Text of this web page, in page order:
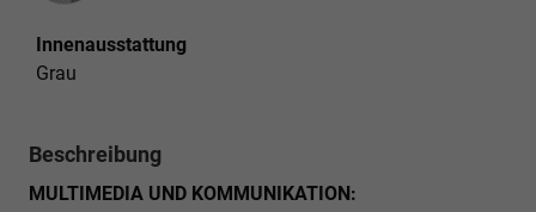
Innenausstattung
Grau
Beschreibung
MULTIMEDIA UND KOMMUNIKATION: